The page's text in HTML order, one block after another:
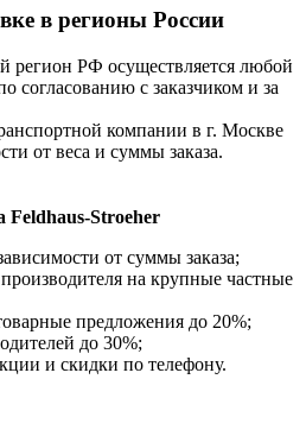
в регионы России
регион РФ осуществляется любой
согласованию с заказчиком и за
компании в г. Москве
от веса и суммы заказа.
Feldhaus-Stroeher
от суммы заказа;
на крупные частные
предложения до 20%;
до 30%;
и скидки по телефону.